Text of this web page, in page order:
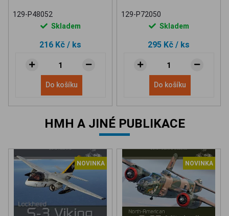
129-P48052
Skladem
216 Kč / ks
Do košíku
129-P72050
Skladem
295 Kč / ks
Do košíku
HMH A JINÉ PUBLIKACE
NOVINKA NOVINKA